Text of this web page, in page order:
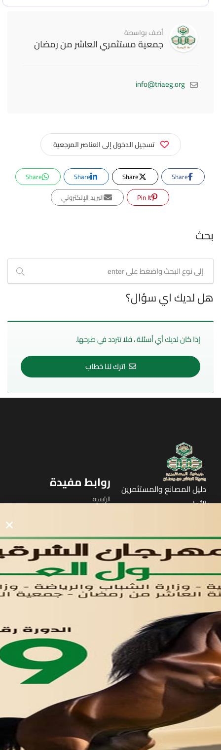
أضف بواسطة
جمعية مستثمري العاشر من رمضان
info@triaeg.org
تسجيل الدخول إلى العناصر المرجعية
Share
Share
Share
Share
Pin It
البريد الإلكتروني
بحث
هل لديك اي سؤال؟
إذا كان لديك أي أسئلة ، فلا تتردد في طرحها.
اترك لنا خطاب
دليل المصانع والمستثمرين
الأول
روابط مفيدة
الرئيسيه
لوحه التحكم
اتصل بنا
تواصل معنا
مدينة العاشر من رمضان
01221020029
055-4494429
055-4494406
055-4494414
info.triaeg@yahoo.com
info@triaeg-guide.com